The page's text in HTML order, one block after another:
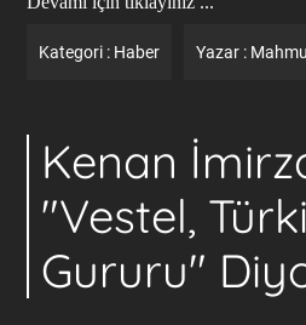
Kategori : Haber Yazar :
Kenan
"Vestel,
Gururu"